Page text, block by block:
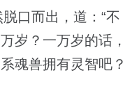
口而出，道：“不
岁？一万岁的话，
魂兽拥有灵智吧？